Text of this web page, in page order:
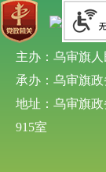
主办：乌审旗
承办：乌审旗
地址：乌审旗
915室